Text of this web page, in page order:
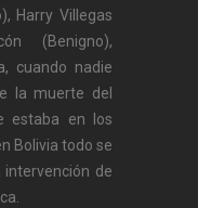
Harry Villegas
(Benigno),
cuando nadie
la muerte del
estaba en los
Bolivia todo se
de